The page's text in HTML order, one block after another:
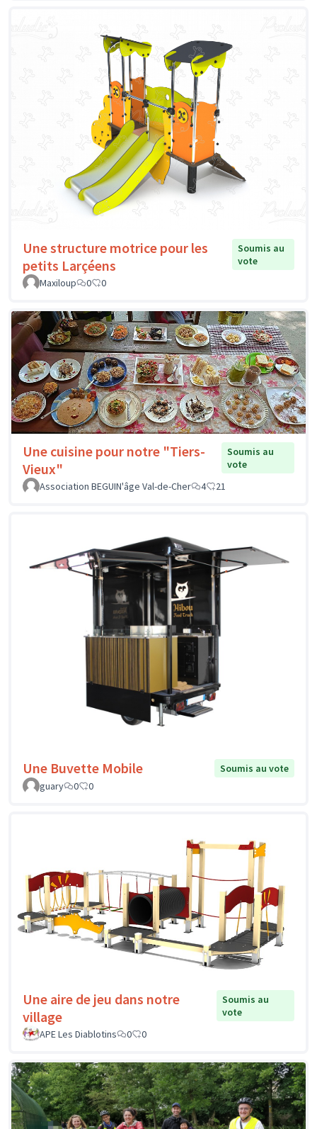
Une structure motrice pour les
petits Larçéens
Soumis au
vote
Maxiloup
0 0
Une cuisine pour notre "Tiers-
Vieux"
Soumis au
vote
Association BEGUIN'âge Val-de-Cher
4 21
Une Buvette Mobile
Soumis au vote
guary
0 0
Une aire de jeu dans notre
village
Soumis au
vote
APE Les Diablotins
0 0